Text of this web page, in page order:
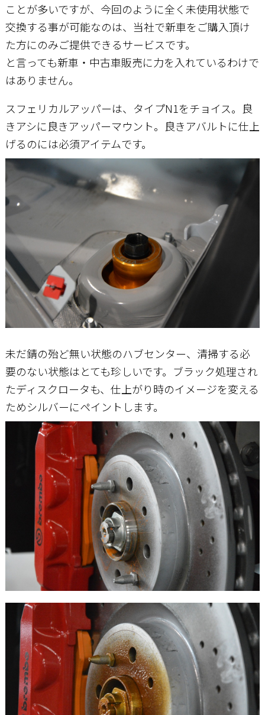
ことが多いですが、今回のように全く未使用状態で
交換する事が可能なのは、当社で新車をご購入頂け
た方にのみご提供できるサービスです。
と言っても新車・中古車販売に力を入れているわけで
はありません。
スフェリカルアッパーは、タイプN1をチョイス。良
きアシに良きアッパーマウント。良きアバルトに仕上
げるのには必須アイテムです。
未だ錆の殆ど無い状態のハブセンター、清掃する必
要のない状態はとても珍しいです。ブラック処理され
たディスクロータも、仕上がり時のイメージを変える
ためシルバーにペイントします。